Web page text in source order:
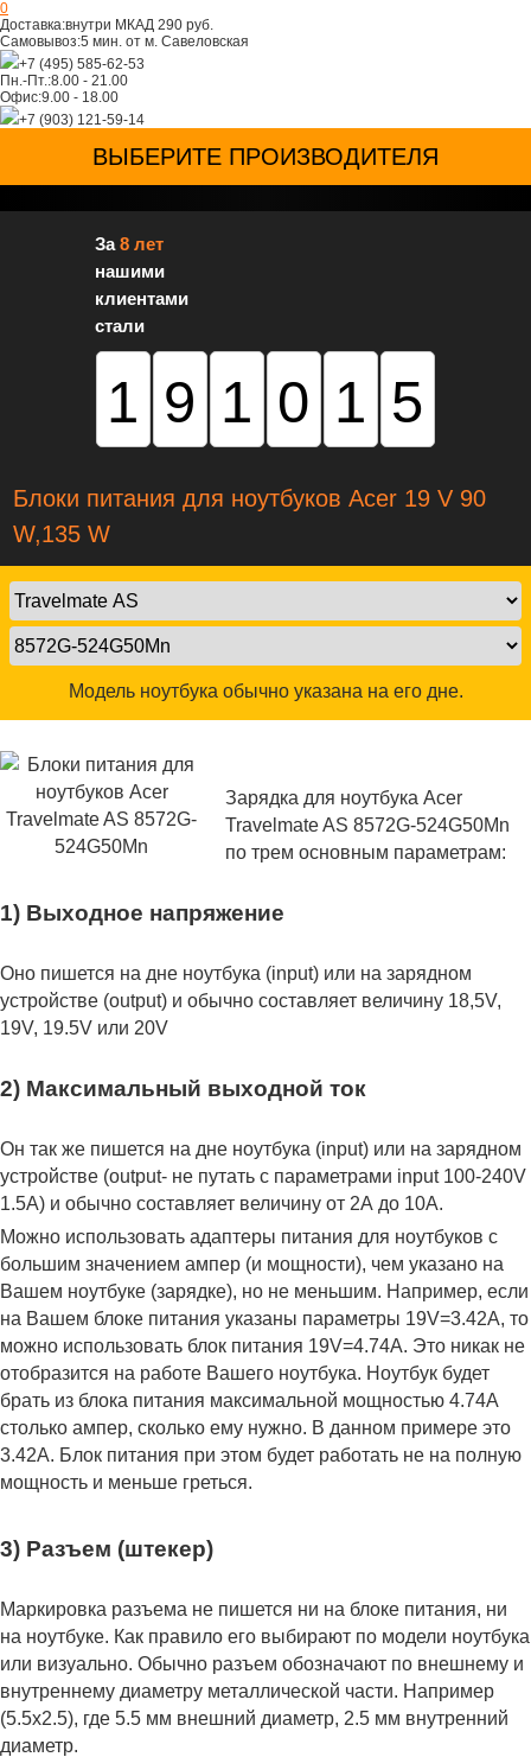
0
Доставка:внутри МКАД 290 руб.
Самовывоз:5 мин. от м. Савеловская
+7 (495) 585-62-53
Пн.-Пт.:8.00 - 21.00
Офис:9.00 - 18.00
+7 (903) 121-59-14
ВЫБЕРИТЕ ПРОИЗВОДИТЕЛЯ
За8 лет
нашими
клиентами
стали
191015
Блоки питания для ноутбуков Acer 19 V 90
W,135 W
Модель ноутбука обычно указана на его дне.
Зарядка для ноутбука Acer
Travelmate AS 8572G-524G50Mn
по трем основным параметрам:
1) Выходное напряжение
Оно пишется на дне ноутбука (input) или на зарядном
устройстве (output) и обычно составляет величину 18,5V,
19V, 19.5V или 20V
2) Максимальный выходной ток
Он так же пишется на дне ноутбука (input) или на зарядном
устройстве (output- не путать с параметрами input 100-240V
1.5A) и обычно составляет величину от 2А до 10A.
Можно использовать адаптеры питания для ноутбуков с
большим значением ампер (и мощности), чем указано на
Вашем ноутбуке (зарядке), но не меньшим. Например, если
на Вашем блоке питания указаны параметры 19V=3.42A, то
можно использовать блок питания 19V=4.74A. Это никак не
отобразится на работе Вашего ноутбука. Ноутбук будет
брать из блока питания максимальной мощностью 4.74А
столько ампер, сколько ему нужно. В данном примере это
3.42А. Блок питания при этом будет работать не на полную
мощность и меньше греться.
3) Разъем (штекер)
Маркировка разъема не пишется ни на блоке питания, ни
на ноутбуке. Как правило его выбирают по модели ноутбука
или визуально. Обычно разъем обозначают по внешнему и
внутреннему диаметру металлической части. Например
(5.5x2.5), где 5.5 мм внешний диаметр, 2.5 мм внутренний
диаметр.